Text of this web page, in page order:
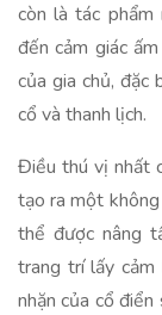
còn là tác phẩm
đến cảm giác
của gia chủ, đặc
cổ và thanh lịch.
Điều thú vị nhất
tạo ra một
thể được nâng
trang trí lấy cảm
nhặn của cổ